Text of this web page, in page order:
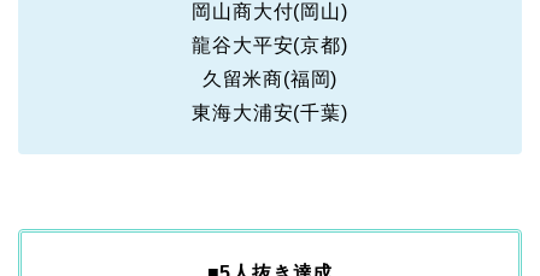
岡山商大付(岡山)
龍谷大平安(京都)
久留米商(福岡)
東海大浦安(千葉)